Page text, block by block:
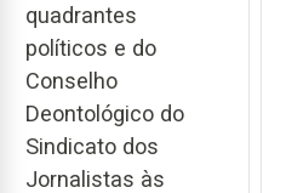
quadrantes
políticos e do
Conselho
Deontológico do
Sindicato dos
Jornalistas às